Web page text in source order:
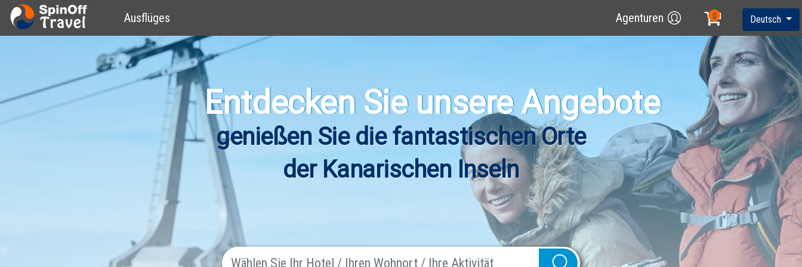
Ausflüges Deutsch
Agenturen
Entdecken Sie unsere Angebote
genießen Sie die fantastischen Orte
der Kanarischen Inseln